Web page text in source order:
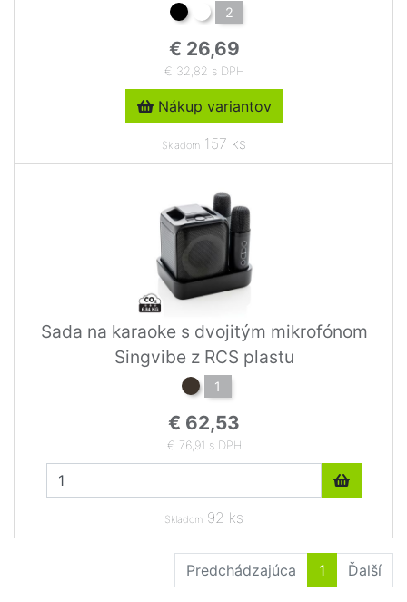
2
€ 26,69
€ 32,82 s DPH
Nákup variantov
Skladom 157 ks
Sada na karaoke s dvojitým mikrofónom
Singvibe z RCS plastu
1
€ 62,53
€ 76,91 s DPH
Skladom 92 ks
Predchádzajúca 1 Ďalší